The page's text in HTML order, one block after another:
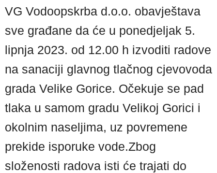
VG Vodoopskrba d.o.o. obavještava
sve građane da će u ponedjeljak 5.
lipnja 2023. od 12.00 h izvoditi radove
na sanaciji glavnog tlačnog cjevovoda
grada Velike Gorice. Očekuje se pad
tlaka u samom gradu Velikoj Gorici i
okolnim naseljima, uz povremene
prekide isporuke vode.Zbog
složenosti radova isti će trajati do